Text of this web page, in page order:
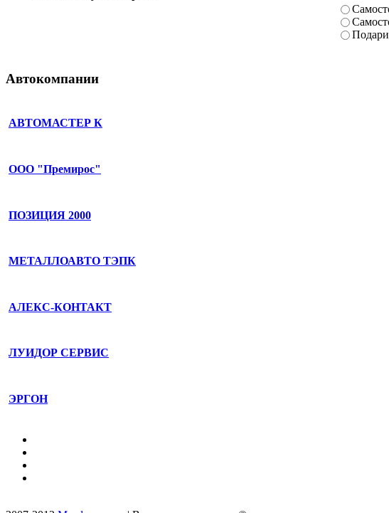
Автокомпании
АВТОМАСТЕР К
ООО "Премирос"
ПОЗИЦИЯ 2000
МЕТАЛЛОАВТО ТЭПК
АЛЕКС-КОНТАКТ
ЛУИДОР СЕРВИС
ЭРГОН